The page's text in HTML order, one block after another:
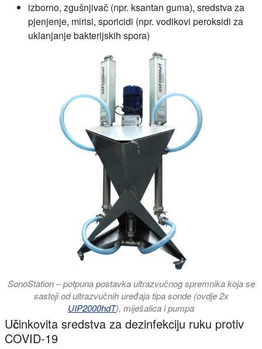
izborno, zgušnjivač (npr. ksantan guma), sredstva za
pjenjenje, mirisi, sporicidi (npr. vodikovi peroksidi za
uklanjanje bakterijskih spora)
SonoStation – potpuna postavka ultrazvučnog spremnika koja se
sastoji od ultrazvučnih uređaja tipa sonde (ovdje 2x
UIP2000hdT), miješalica i pumpa
Učinkovita sredstva za dezinfekciju ruku protiv
COVID-19